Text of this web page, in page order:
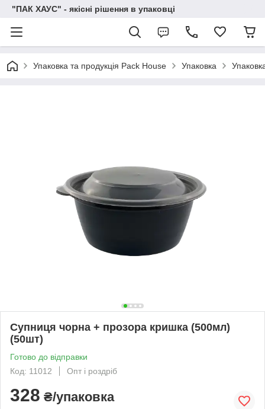
"ПАК ХАУС" - якісні рішення в упаковці
Упаковка та продукція Pack House Упаковка
Супниця чорна + прозора кришка (500мл)
(50шт)
Готово до відправки
Код: 11012
Опт і роздріб
328 ₴/упаковка